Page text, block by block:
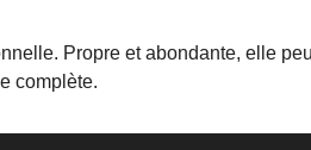
Propre et abondante, elle
complète.